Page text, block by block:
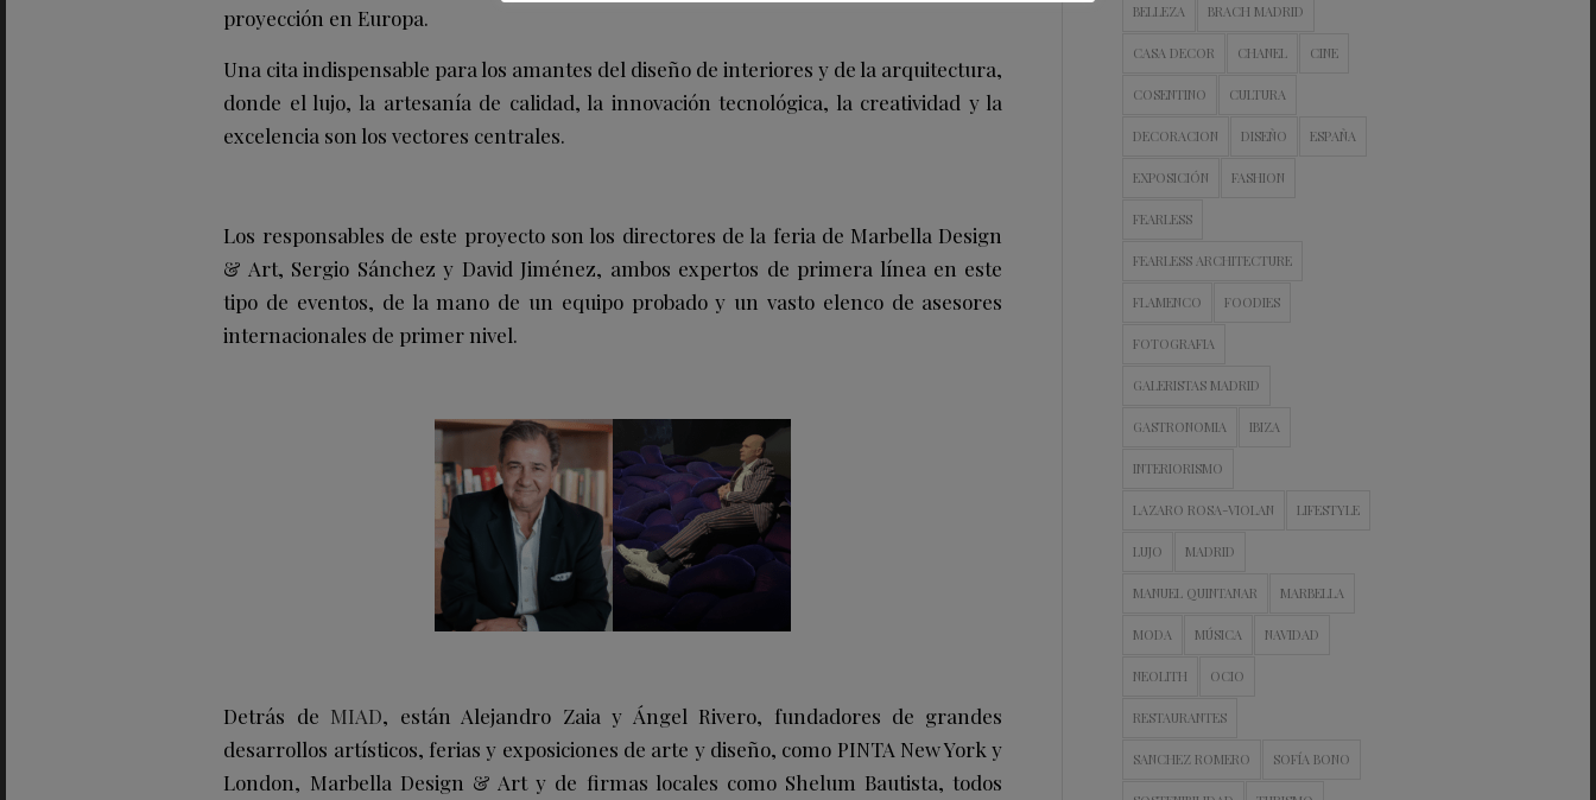
proyección en Europa.
Una cita indispensable para los amantes del diseño de interiores y de la arquitectura,
donde el lujo, la artesanía de calidad, la innovación tecnológica, la creatividad y la
excelencia son los vectores centrales.
Los responsables de este proyecto son los directores de la feria de Marbella Design
& Art, Sergio Sánchez y David Jiménez, ambos expertos de primera línea en este
tipo de eventos, de la mano de un equipo probado y un vasto elenco de asesores
internacionales de primer nivel.
Detrás de MIAD, están Alejandro Zaia y Ángel Rivero, fundadores de grandes
desarrollos artísticos, ferias y exposiciones de arte y diseño, como PINTA New York y
London, Marbella Design & Art y de firmas locales como Shelum Bautista, todos
BELLEZA BRACH MADRID
CASA DECOR CHANEL CINE
COSENTINO CULTURA
DECORACION DISEÑO ESPAÑA
EXPOSICIÓN FASHION
FEARLESS
FEARLESS ARCHITECTURE
FLAMENCO FOODIES
FOTOGRAFIA
GALERISTAS MADRID
GASTRONOMIA IBIZA
INTERIORISMO
LAZARO ROSA-VIOLAN LIFESTYLE
LUJO MADRID
MANUEL QUINTANAR MARBELLA
MODA MÚSICA NAVIDAD
NEOLITH OCIO
RESTAURANTES
SANCHEZ ROMERO SOFÍA BONO